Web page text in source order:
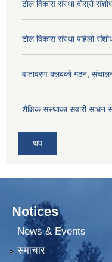
टोल विकास संस्था दोस्रो
टोल विकास संस्था पहिलो
वातावरण क्लबको गठन,
शैक्षिक संस्थाका सवारी साधन
थप
Notices
News & Events
समाचार